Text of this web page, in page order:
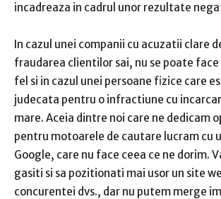
incadreaza in cadrul unor rezultate
In cazul unei companii cu acuzatii clare
fraudarea clientilor sai, nu se poate face
fel si in cazul unei persoane fizice care
judecata pentru o infractiune cu
mare. Aceia dintre noi care ne dedicam
pentru motoarele de cautare lucram cu
Google, care nu face ceea ce ne dorim.
gasiti si sa pozitionati mai usor un site
concurentei dvs., dar nu putem merge